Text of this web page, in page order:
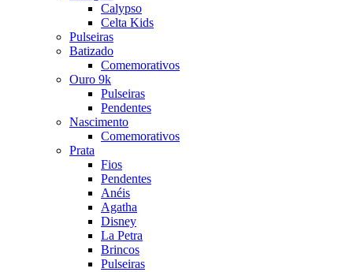
Calypso
Celta Kids
Pulseiras
Batizado
Comemorativos
Ouro 9k
Pulseiras
Pendentes
Nascimento
Comemorativos
Prata
Fios
Pendentes
Anéis
Agatha
Disney
La Petra
Brincos
Pulseiras